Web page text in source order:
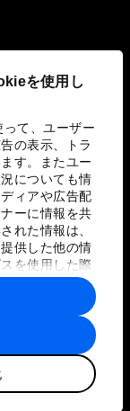
を使用し
て、ユーザー
の表示、トラ
す。またユー
についても情
ィアや広告配
ーに情報を共
れた情報は、
供した他の情
を使用した際
され、各パー
とがありま
規約